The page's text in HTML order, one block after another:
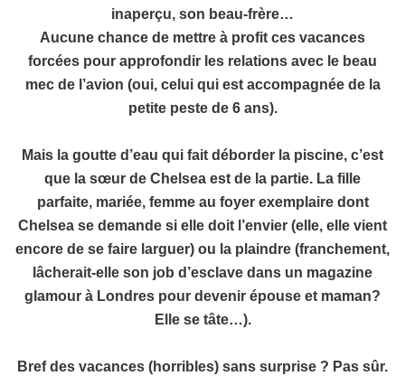
inaperçu, son beau-frère…
Aucune chance de mettre à profit ces vacances
forcées pour approfondir les relations avec le beau
mec de l’avion (oui, celui qui est accompagnée de la
petite peste de 6 ans).
Mais la goutte d’eau qui fait déborder la piscine, c’est
que la sœur de Chelsea est de la partie. La fille
parfaite, mariée, femme au foyer exemplaire dont
Chelsea se demande si elle doit l’envier (elle, elle vient
encore de se faire larguer) ou la plaindre (franchement,
lâcherait-elle son job d’esclave dans un magazine
glamour à Londres pour devenir épouse et maman?
Elle se tâte…).
Bref des vacances (horribles) sans surprise ? Pas sûr.